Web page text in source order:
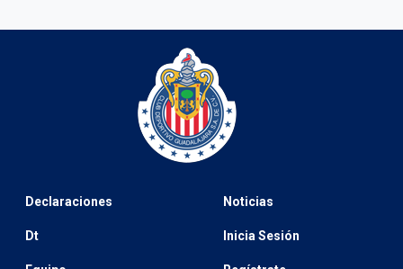
Declaraciones
Dt
Noticias
Inicia Sesión